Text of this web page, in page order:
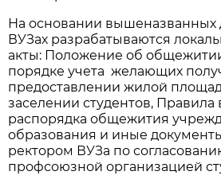
На основании вышеназванных
ВУЗах разрабатываются
акты: Положение об
порядке учета желающих
предоставлении жилой
заселении студентов, Правила
распорядка общежития
образования и иные
ректором ВУЗа по
профсоюзной организацией